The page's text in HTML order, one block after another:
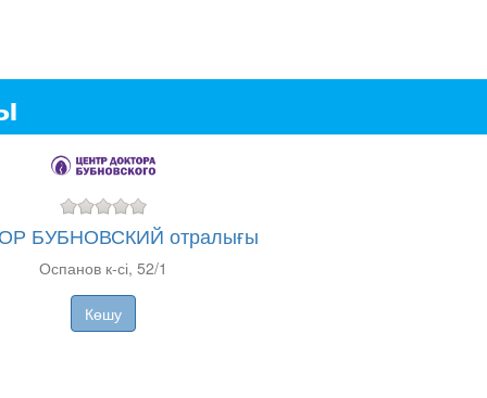
БУБНОВСКИЙ отралығы
Оспанов к-сі, 52/1
Көшу